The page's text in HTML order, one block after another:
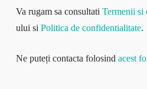
Va rugam sa consultati Termenii si
ului si Politica de confidentialitate.
Ne puteți contacta folosind acest